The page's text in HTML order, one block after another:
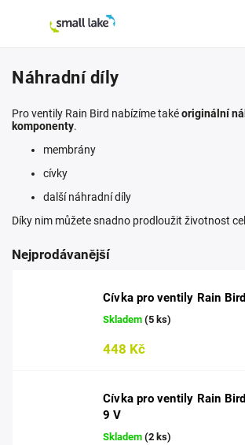
Náhradní díly
Pro ventily Rain Bird nabízíme takéoriginální
komponenty.
membrány
cívky
další náhradní díly
Díky nim můžete snadno prodloužit životnost
Nejprodávanější
Cívka pro ventily Rain
Skladem (5 ks)
448 Kč
Cívka pro ventily Rain
9 V
Skladem (2 ks)